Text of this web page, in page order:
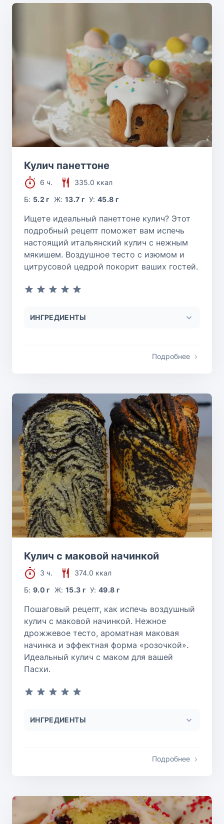
Кулич панеттоне
6 ч.
335.0 ккал
Б: 5.2 г Ж: 13.7 г У:45.8 г
Ищете идеальный панеттоне кулич? Этот
подробный рецепт поможет вам испечь
настоящий итальянский кулич с нежным
мякишем. Воздушное тесто с изюмом и
цитрусовой цедрой покорит ваших гостей.
ИНГРЕДИЕНТЫ
Подробнее
Кулич с маковой начинкой
3 ч.
374.0 ккал
Б:9.0 г Ж: 15.3 г У:49.8 г
Пошаговый рецепт, как испечь воздушный
кулич с маковой начинкой. Нежное
дрожжевое тесто, ароматная маковая
начинка и эффектная форма «розочкой».
Идеальный кулич с маком для вашей
Пасхи.
ИНГРЕДИЕНТЫ
Подробнее